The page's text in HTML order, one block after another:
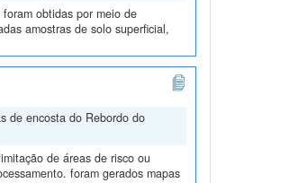
obtidas por meio de
amostras de solo superficial,
de encosta do Rebordo do
de áreas de risco ou
foram gerados mapas